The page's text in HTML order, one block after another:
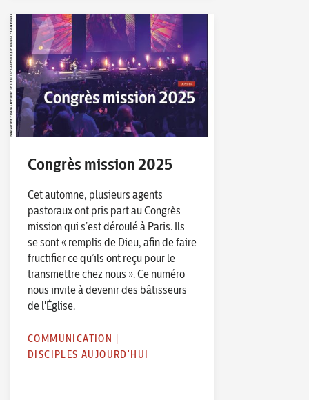
Congrès mission 2025
Cet automne, plusieurs agents
pastoraux ont pris part au Congrès
mission qui s’est déroulé à Paris. Ils
se sont « remplis de Dieu, afin de faire
fructifier ce qu’ils ont reçu pour le
transmettre chez nous ». Ce numéro
nous invite à devenir des bâtisseurs
de l'Église.
COMMUNICATION |
DISCIPLES AUJOURD'HUI